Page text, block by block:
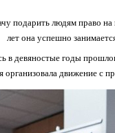
подарить людям право
лет она успешно
в девяностые годы
организовала движение